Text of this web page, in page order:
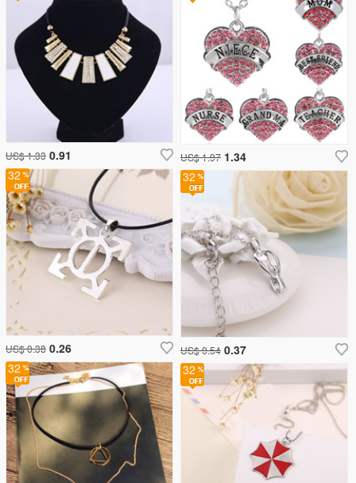
US$ 1.97 1.34
32
US$ 0.38 0.26
US$ 1.33 0.91
32
US$ 0.54 0.37
32
32